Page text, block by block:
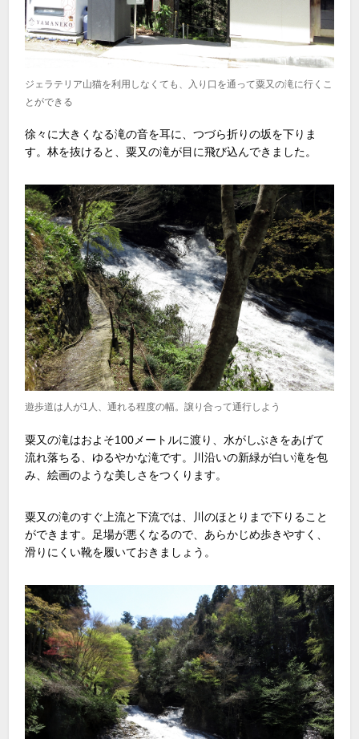
ジェラテリア山猫を利用しなくても、入り口を通って粟又の滝に行くこ
とができる
徐々に大きくなる滝の音を耳に、つづら折りの坂を下りま
す。林を抜けると、粟又の滝が目に飛び込んできました。
遊歩道は人が1人、通れる程度の幅。譲り合って通行しよう
粟又の滝はおよそ100メートルに渡り、水がしぶきをあげて
流れ落ちる、ゆるやかな滝です。川沿いの新緑が白い滝を包
み、絵画のような美しさをつくります。
粟又の滝のすぐ上流と下流では、川のほとりまで下りること
ができます。足場が悪くなるので、あらかじめ歩きやすく、
滑りにくい靴を履いておきましょう。